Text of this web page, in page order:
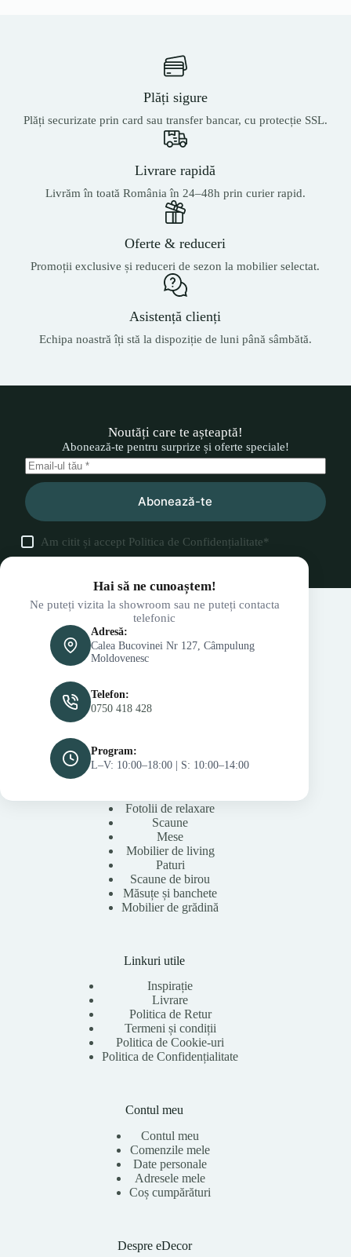
Plăți sigure
Plăți securizate prin card sau transfer bancar, cu protecție SSL.
Livrare rapidă
Livrăm în toată România în 24–48h prin curier rapid.
Oferte & reduceri
Promoții exclusive și reduceri de sezon la mobilier selectat.
Asistență clienți
Echipa noastră îți stă la dispoziție de luni până sâmbătă.
Noutăți care te așteaptă!
Abonează-te pentru surprize și oferte speciale!
Abonează-te
Am citit și accept Politica de Confidențialitate*
Hai să ne cunoaștem!
Ne puteți vizita la showroom sau ne puteți contacta
telefonic
Adresă:
Calea Bucovinei Nr 127, Câmpulung
Moldovenesc
Telefon:
0750 418 428
Program:
L–V: 10:00–18:00 | S: 10:00–14:00
Fotolii de relaxare
Scaune
Mese
Mobilier de living
Paturi
Scaune de birou
Măsuțe și banchete
Mobilier de grădină
Linkuri utile
Inspirație
Livrare
Politica de Retur
Termeni și condiții
Politica de Cookie-uri
Politica de Confidențialitate
Contul meu
Contul meu
Comenzile mele
Date personale
Adresele mele
Coș cumpărături
Despre eDecor